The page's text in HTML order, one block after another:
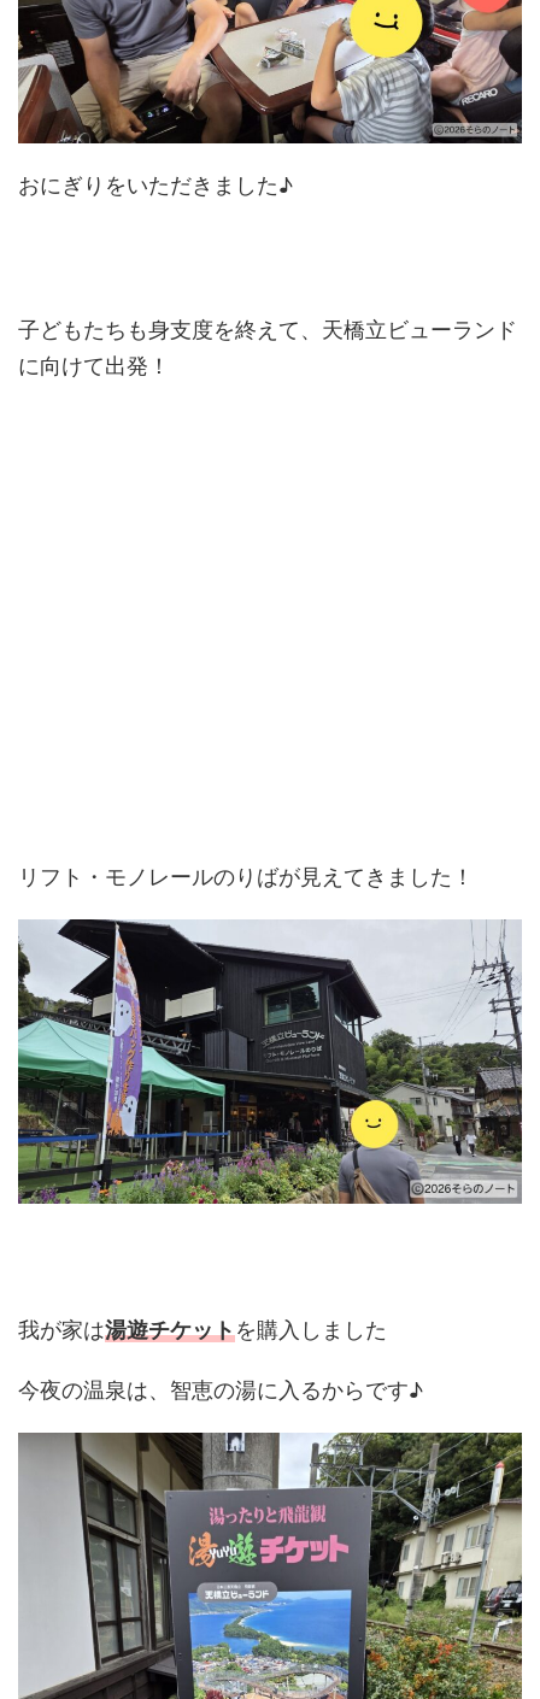
おにぎりをいただきました♪
子どもたちも身支度を終えて、天橋立ビューランド
に向けて出発！
リフト・モノレールのりばが見えてきました！
我が家は湯遊チケットを購入しました
今夜の温泉は、智恵の湯に入るからです♪